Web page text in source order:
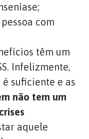
com
têm um
Infelizmente,
é suficiente e as
não tem um
aquele